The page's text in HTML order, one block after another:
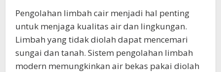
Pengolahan limbah cair menjadi hal penting
untuk menjaga kualitas air dan lingkungan.
Limbah yang tidak diolah dapat mencemari
sungai dan tanah. Sistem pengolahan limbah
modern memungkinkan air bekas pakai diolah